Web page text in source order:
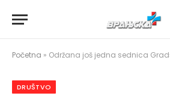
Početna » Održana još jedna sednica Gradskog veća – usvojeni
DRUŠTVO